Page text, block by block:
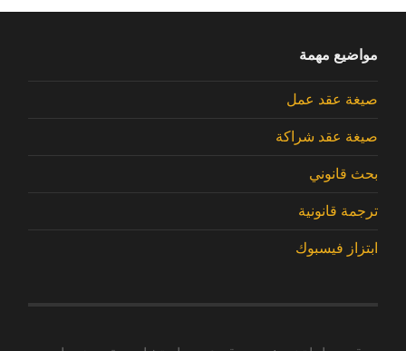
مواضيع مهمة
صيغة عقد عمل
صيغة عقد شراكة
بحث قانوني
ترجمة قانونية
ابتزاز فيسبوك